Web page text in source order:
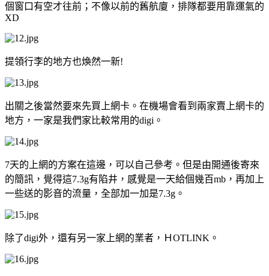
個窗口有空才往前；不像以前的舊航廈，排隊都要用靠運氣的
XD
提領行李的地方也煥然一新!
出關之後當然要來先買上網卡。在機場會看到兩家賣上網卡的
地方，一家是我們家比較常用的digi。
7天的上網的方案在這邊，可以自己參考。但是由開通後寄來
的簡訊，覺得這7.3g有陷井，感覺是一天給個幾百mb，再加上
一些送的影音的流量，全部加一加是7.3g。
除了digi外，還有另一家上網的業者，ＨOTLINK。